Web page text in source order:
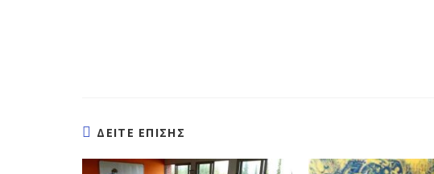
ΔΕΙΤΕ ΕΠΙΣΗΣ